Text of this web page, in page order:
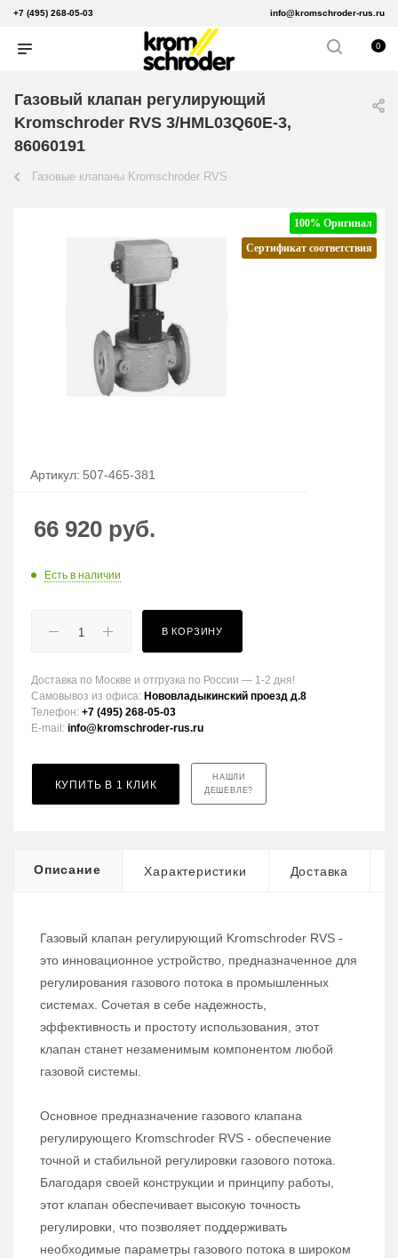
+7 (495) 268-05-03 info@kromschroder-rus.ru
0
Газовый клапан регулирующий
Kromschroder RVS 3/HML03Q60E-3,
86060191
Газовые клапаны Kromschroder RVS
100% Оригинал
Сертификат соответствия
Артикул: 507-465-381
66 920 руб.
Есть в наличии
В КОРЗИНУ
Доставка по Москве и отгрузка по России — 1-2 дня!
Самовывоз из офиса: Нововладыкинский проезд д.8
Телефон: +7 (495) 268-05-03
E-mail: info@kromschroder-rus.ru
КУПИТЬ В 1 КЛИК
НАШЛИ
ДЕШЕВЛЕ?
Описание Характеристики Доставка
Газовый клапан регулирующий Kromschroder RVS -
это инновационное устройство, предназначенное для
регулирования газового потока в промышленных
системах. Сочетая в себе надежность,
эффективность и простоту использования, этот
клапан станет незаменимым компонентом любой
газовой системы.
Основное предназначение газового клапана
регулирующего Kromschroder RVS - обеспечение
точной и стабильной регулировки газового потока.
Благодаря своей конструкции и принципу работы,
этот клапан обеспечивает высокую точность
регулировки, что позволяет поддерживать
необходимые параметры газового потока в широком